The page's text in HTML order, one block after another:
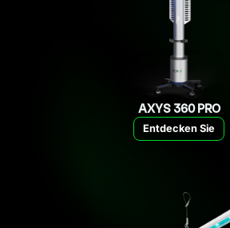
AXYS 360 PRO
Entdecken Sie